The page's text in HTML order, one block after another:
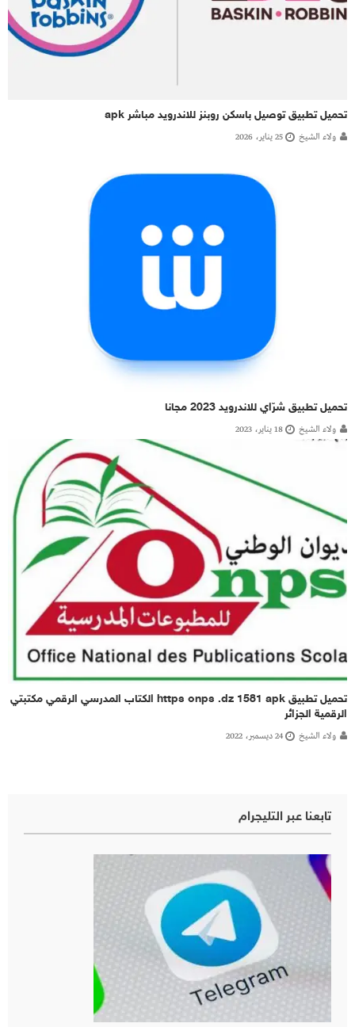
تحميل تطبيق توصيل باسكن روبنز للاندرويد مباشر apk
ولاء الشيخ 25 يناير، 2026
تحميل تطبيق شرّاي للاندرويد 2023 مجانا
ولاء الشيخ 18 يناير، 2023
تحميل تطبيق https onps .dz 1581 apk الكتاب المدرسي الرقمي مكتبتي
الرقمية الجزائر
ولاء الشيخ 24 ديسمبر، 2022
تابعنا عبر التليجرام